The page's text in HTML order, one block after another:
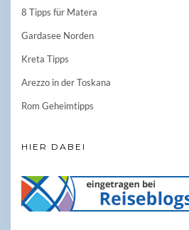
8 Tipps für Matera
Gardasee Norden
Kreta Tipps
Arezzo in der Toskana
Rom Geheimtipps
HIER DABEI